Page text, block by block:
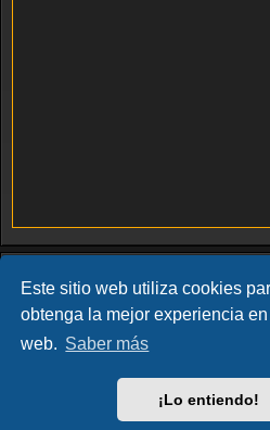
Este sitio web utiliza cookies
obtenga la mejor experiencia
web. Saber más
¡Lo entiendo!
Inicio Índice general
Goliardo
Desarrollado porphpBB® Forum